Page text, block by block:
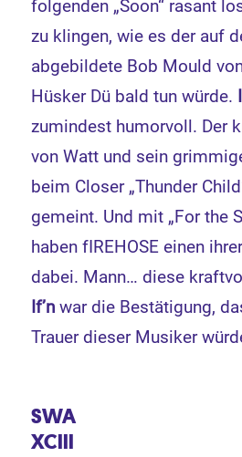
folgenden „Soon“ rasant
zu klingen, wie es der auf
abgebildete Bob Mould
Hüsker Dü bald tun würde.
zumindest humorvoll. Der
von Watt und sein
beim Closer „Thunder
gemeint. Und mit „For the
haben fIREHOSE einen
dabei. Mann… diese
If’n war die Bestätigung,
Trauer dieser Musiker
SWA
XCIII